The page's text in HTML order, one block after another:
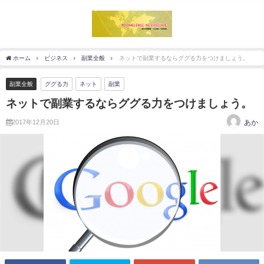
ホーム ビジネス 副業全般 ネットで副業するならググる力をつけましょう。
副業全般 ググる力 ネット 副業
ネットで副業するならググる力をつけましょう。
2017年12月20日 あか